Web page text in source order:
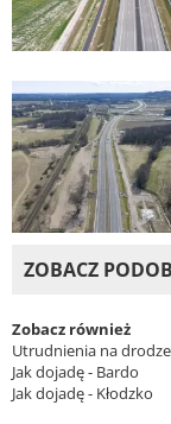
ZOBACZ
Zobacz również
Utrudnienia na
Jak dojadę - Bardo
Jak dojadę - Kłodzko